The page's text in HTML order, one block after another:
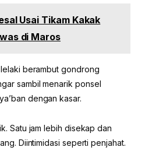
Usai Tikam Kakak
di Maros
lelaki berambut gondrong
sambil menarik ponsel
dengan kasar.
Satu jam lebih disekap dan
Diintimidasi seperti penjahat.